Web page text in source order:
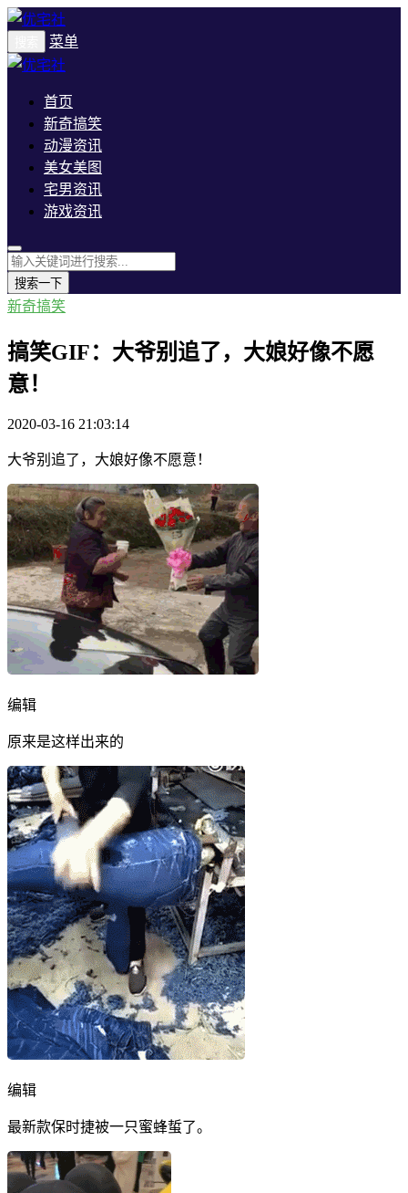
菜单
首页
新奇搞笑
动漫资讯
美女美图
宅男资讯
游戏资讯
搜索一下
新奇搞笑
搞笑GIF：大爷别追了，大娘好像不愿
意！
2020-03-16 21:03:14
大爷别追了，大娘好像不愿意！
编辑
原来是这样出来的
编辑
最新款保时捷被一只蜜蜂蜇了。